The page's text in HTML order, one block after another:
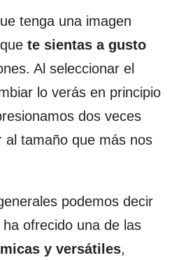
tenga una imagen
te sientas a gusto
Al seleccionar el
lo verás en principio
dos veces
al tamaño que más nos
podemos decir
ofrecido una de las
y versátiles,